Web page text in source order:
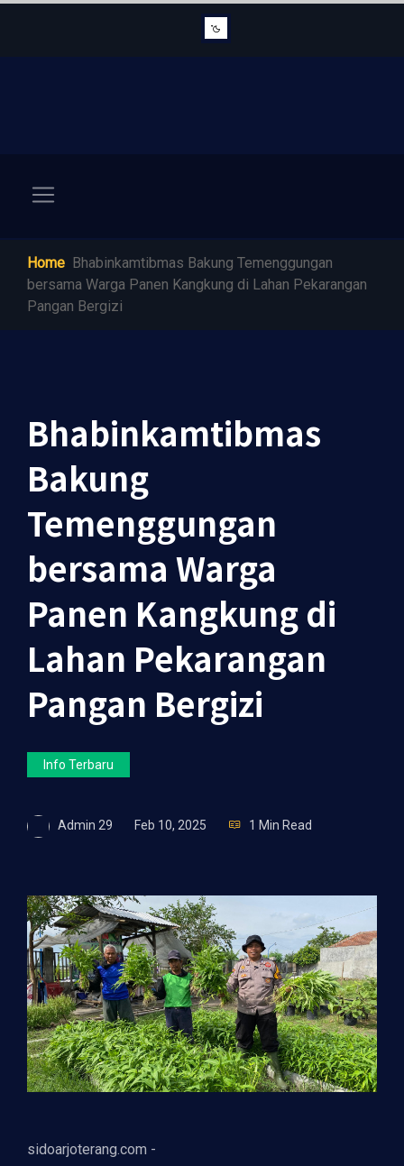
Home Bhabinkamtibmas Bakung Temenggungan
bersama Warga Panen Kangkung di Lahan Pekarangan
Pangan Bergizi
Bhabinkamtibmas
Bakung
Temenggungan
bersama Warga
Panen Kangkung di
Lahan Pekarangan
Pangan Bergizi
Info Terbaru
Admin 29 Feb 10, 2025 1 Min Read
sidoarjoterang.com -